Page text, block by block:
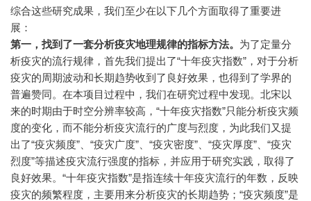
综合这些研究成果，我们至少在以下几个方面取得了重要进
展：
第一，找到了一套分析疫灾地理规律的指标方法。 为了定量分
析疫灾的流行规律，首先我们提出了“十年疫灾指数”，对于分析
疫灾的周期波动和长期趋势收到了良好效果，也得到了学界的
普遍赞同。在本项目过程中，我们在研究过程中发现。北宋以
来的时期由于时空分辨率较高，“十年疫灾指数”只能分析疫灾频
度的变化，而不能分析疫灾流行的广度与烈度，为此我们又提
出了“疫灾频度”、“疫灾广度”、“疫灾密度”、“疫灾厚度”、“疫灾
烈度”等描述疫灾流行强度的指标，并应用于研究实践，取得了
良好效果。“十年疫灾指数”是指连续十年疫灾流行的年数，反映
疫灾的频繁程度，主要用来分析疫灾的长期趋势；“疫灾频度”是